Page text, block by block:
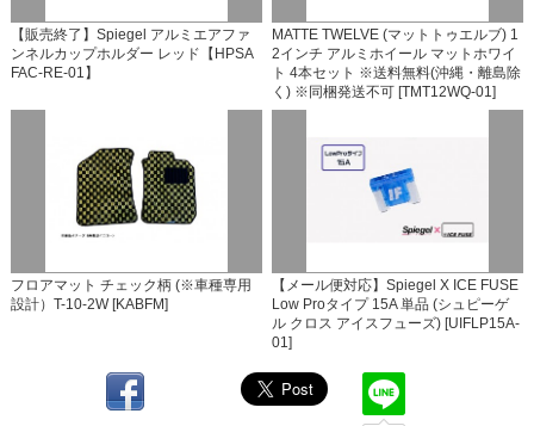
【販売終了】Spiegel アルミエアファ
ンネルカップホルダー レッド【HPSA
FAC-RE-01】
MATTE TWELVE (マットトゥエルブ) 1
2インチ アルミホイール マットホワイ
ト 4本セット ※送料無料(沖縄・離島除
く) ※同梱発送不可 [TMT12WQ-01]
フロアマット チェック柄 (※車種専用
設計）T-10-2W [KABFM]
【メール便対応】Spiegel X ICE FUSE
Low Proタイプ 15A 単品 (シュピーゲ
ル クロス アイスフューズ) [UIFLP15A-
01]